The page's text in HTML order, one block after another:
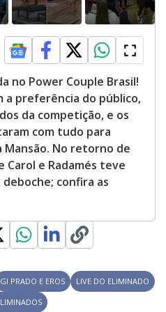
no Power Couple Brasil!
a preferência do público,
da competição, e os
com tudo para
No retorno de
Carol e Radamés teve
confira as
GI PRADO E EROS
LIVE DO ELIMINADO